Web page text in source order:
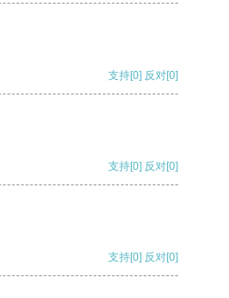
支持[0] 反对[0]
支持[0] 反对[0]
支持[0] 反对[0]